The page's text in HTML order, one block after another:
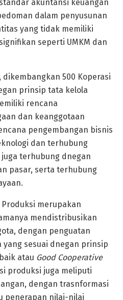
akuntansi keuangan
dalam penyusunan
yang tidak memiliki
seperti UMKM dan
dikembangkan 500 Koperasi
prinsip tata kelola
rencana
dan keanggotaan
pengembangan bisnis
dan terhubung
terhubung dnegan
pasar, serta terhubung
merupakan
mendistribusikan
dengan penguatan
sesuai dnegan prinsip
atau Good Cooperative
produksi juga meliputi
dengan trasnformasi
penerapan nilai-nilai